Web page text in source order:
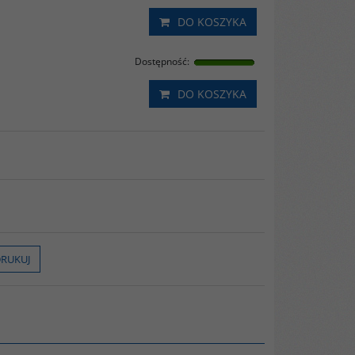
DO KOSZYKA
Dostępność:
DO KOSZYKA